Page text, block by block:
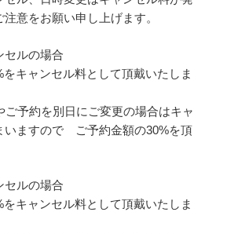
意をお願い申し上げます。
セルの場合
キャンセル料として頂戴いたしま
ご予約を別日にご変更の場合はキャ
いますので ご予約金額の30%を頂
セルの場合
キャンセル料として頂戴いたしま